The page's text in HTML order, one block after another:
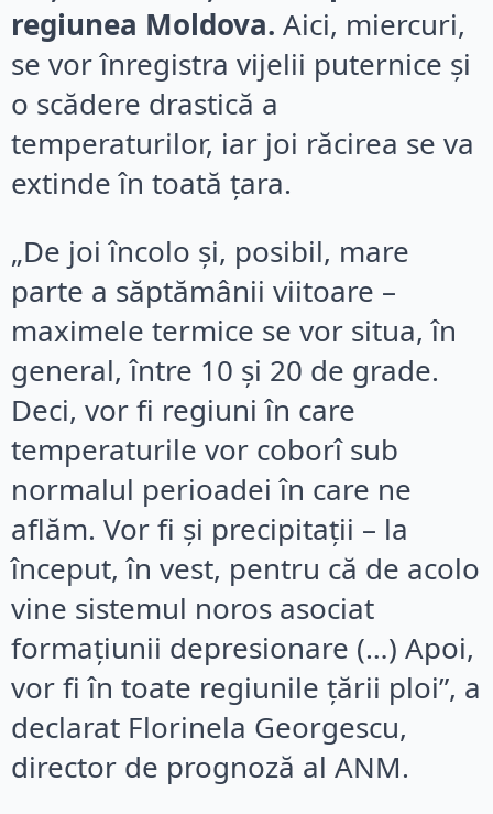
regiunea Moldova. Aici, miercuri,
se vor înregistra vijelii puternice și
o scădere drastică a
temperaturilor, iar joi răcirea se va
extinde în toată țara.
„De joi încolo şi, posibil, mare
parte a săptămânii viitoare –
maximele termice se vor situa, în
general, între 10 şi 20 de grade.
Deci, vor fi regiuni în care
temperaturile vor coborî sub
normalul perioadei în care ne
aflăm. Vor fi şi precipitaţii – la
început, în vest, pentru că de acolo
vine sistemul noros asociat
formaţiunii depresionare (…) Apoi,
vor fi în toate regiunile ţării ploi”, a
declarat Florinela Georgescu,
director de prognoză al ANM.